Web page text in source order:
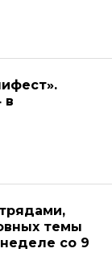
в
темы
со 9